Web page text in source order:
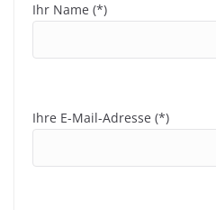
Ihr Name (*)
Ihre E-Mail-Adresse (*)